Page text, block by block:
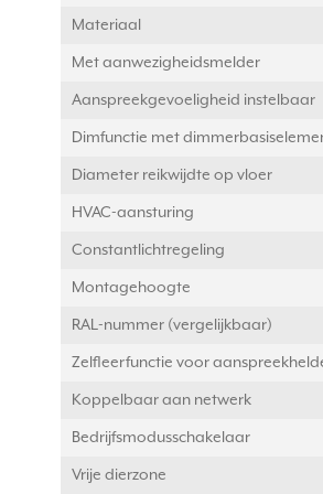
Materiaal
Met aanwezigheidsmelder
Aanspreekgevoeligheid instelbaar
Dimfunctie met
Diameter reikwijdte op vloer
HVAC-aansturing
Constantlichtregeling
Montagehoogte
RAL-nummer (vergelijkbaar)
Zelfleerfunctie voor
Koppelbaar aan netwerk
Bedrijfsmodusschakelaar
Vrije dierzone